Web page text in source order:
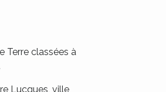
Terre classées à
Lucques, ville